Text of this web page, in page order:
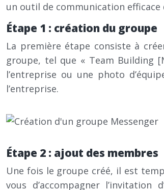
un outil de communication
Étape 1 : création du groupe
La première étape consiste à
groupe, tel que « Team Building
l’entreprise ou une photo
l’entreprise.
Étape 2 : ajout des membres
Une fois le groupe créé, il est
vous d’accompagner